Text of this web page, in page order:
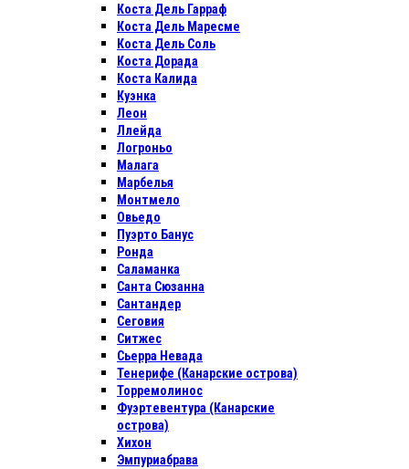
Коста Дель Гарраф
Коста Дель Маресме
Коста Дель Соль
Коста Дорада
Коста Калида
Куэнка
Леон
Ллейда
Логроньо
Малага
Марбелья
Монтмело
Овьедо
Пуэрто Банус
Ронда
Саламанка
Санта Сюзанна
Сантандер
Сеговия
Ситжес
Сьерра Невада
Тенерифе (Канарские острова)
Торремолинос
Фуэртевентура (Канарские
острова)
Хихон
Эмпуриабрава